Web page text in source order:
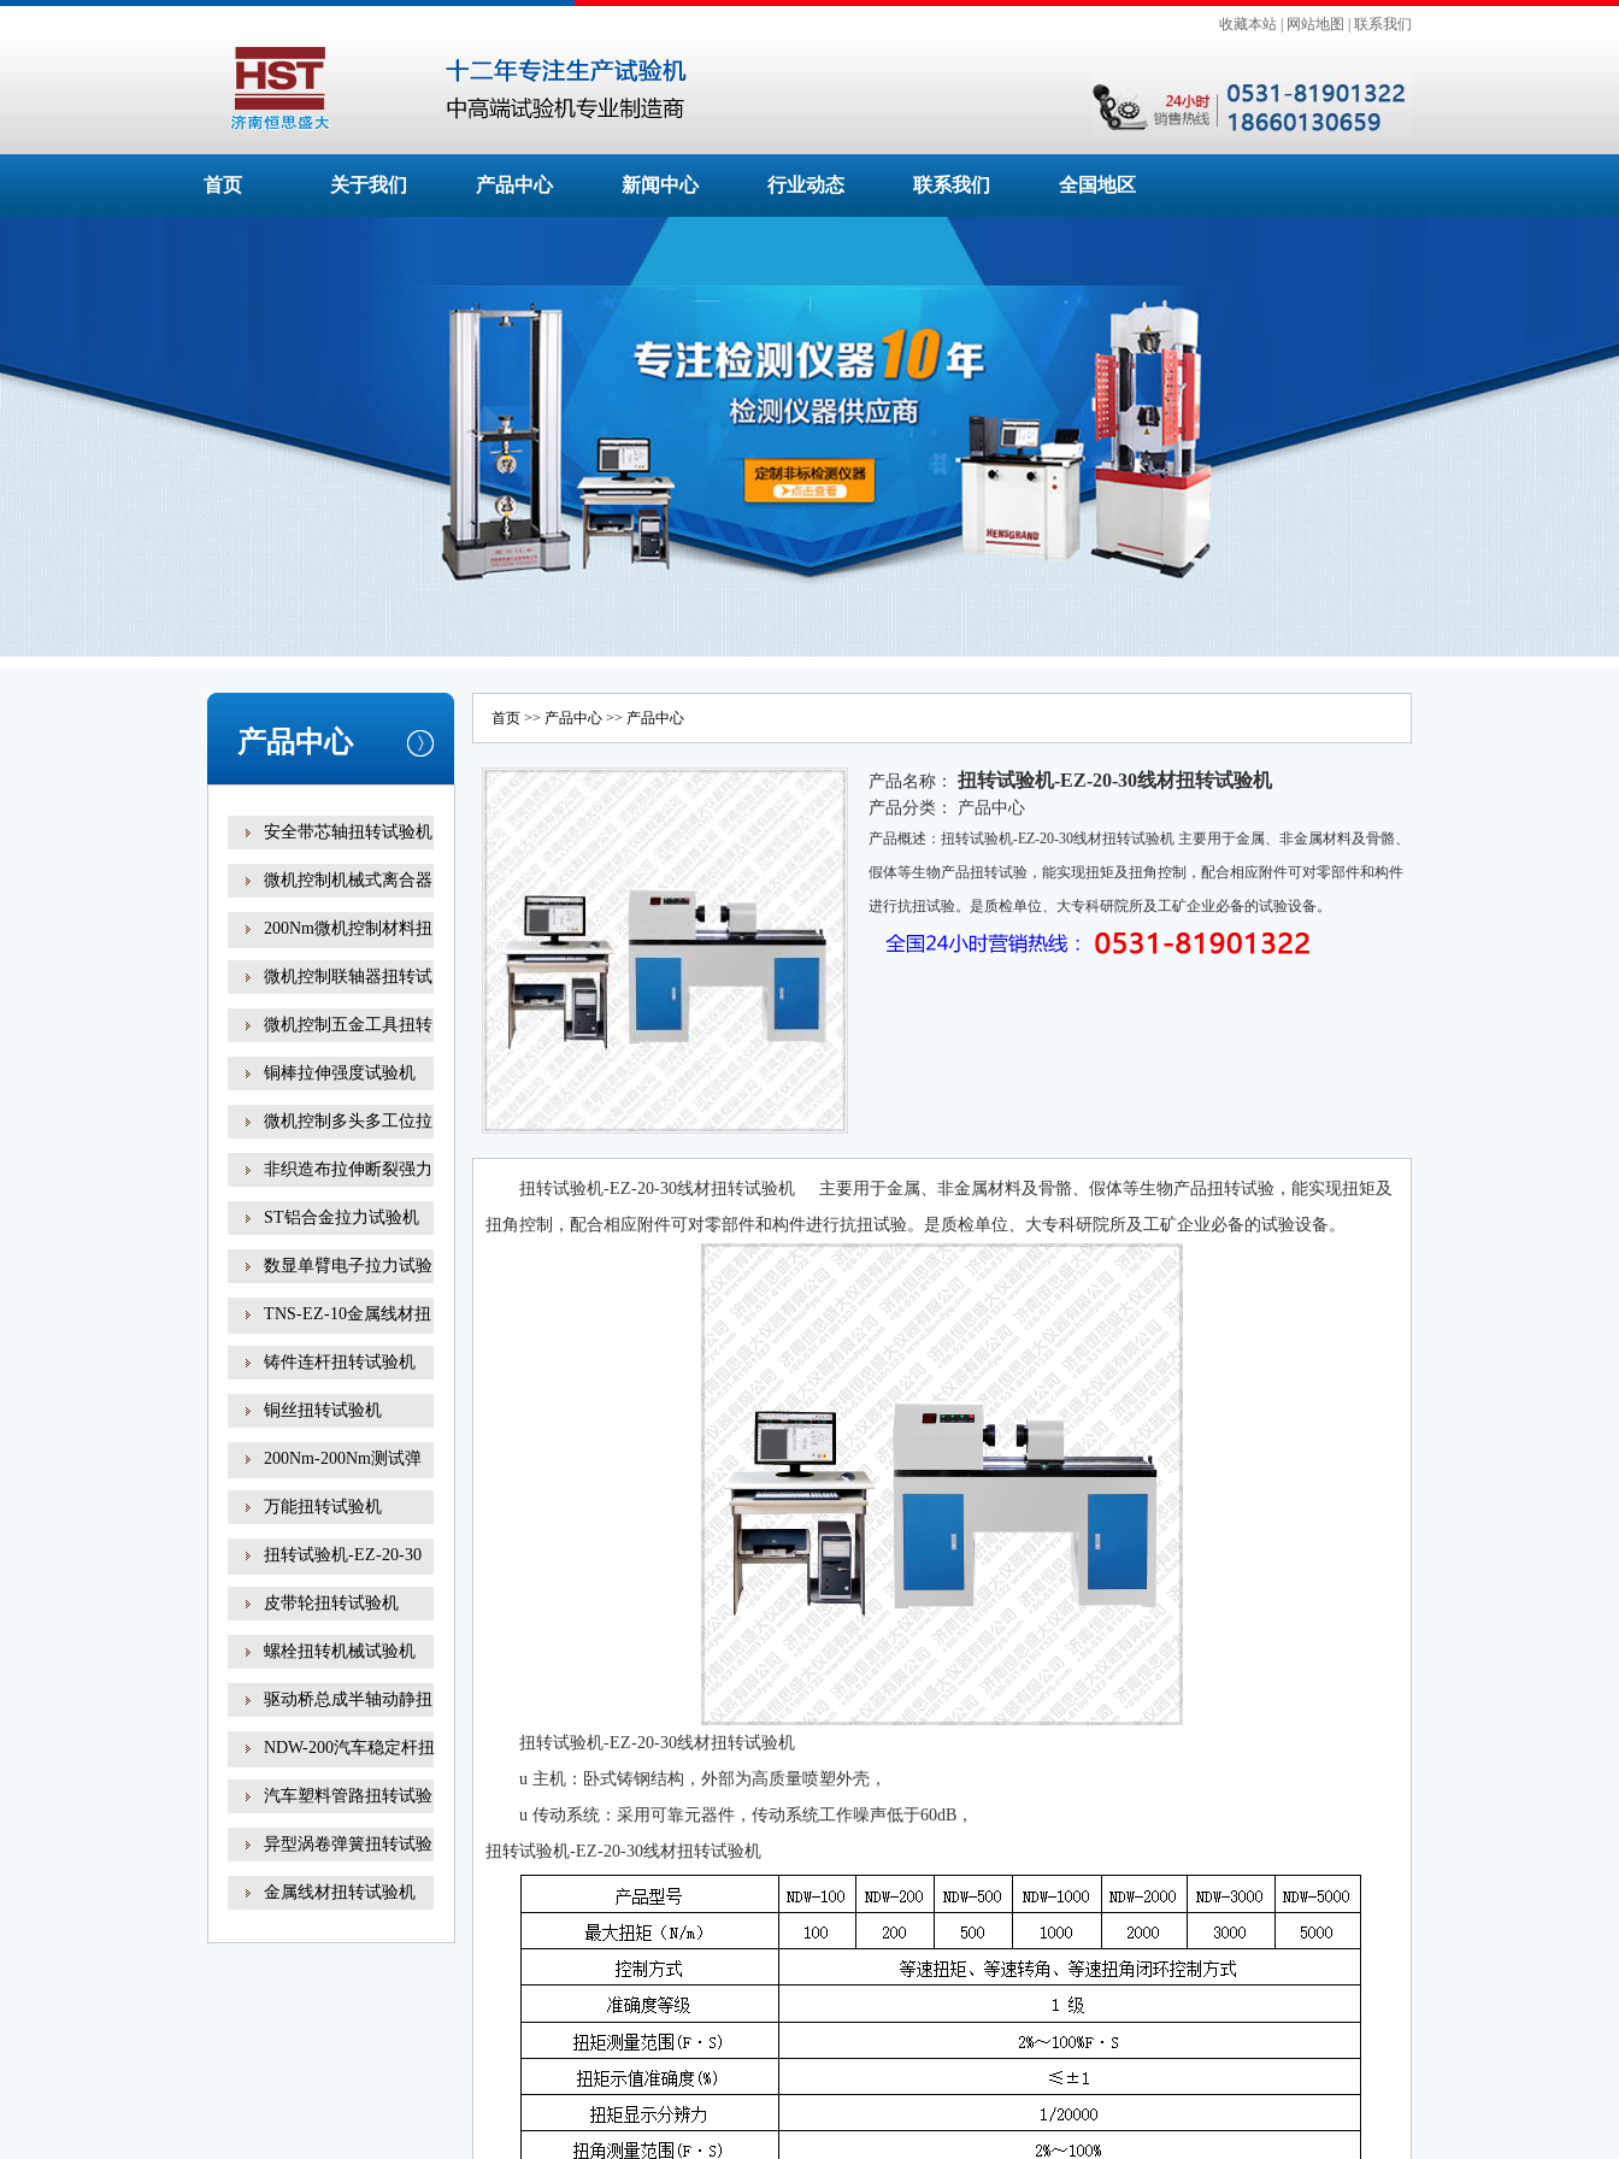
收藏本站 网站地图 联系我们
首页 关于我们 产品中心 新闻中心 行业动态 联系我们 全国地区
产品中心
安全带芯轴扭转试验机
微机控制机械式离合器
200Nm微机控制材料扭
微机控制联轴器扭转试
微机控制五金工具扭转
铜棒拉伸强度试验机
微机控制多头多工位拉
非织造布拉伸断裂强力
ST铝合金拉力试验机
数显单臂电子拉力试验
TNS-EZ-10金属线材扭
铸件连杆扭转试验机
铜丝扭转试验机
200Nm-200Nm测试弹
万能扭转试验机
扭转试验机-EZ-20-30
皮带轮扭转试验机
螺栓扭转机械试验机
驱动桥总成半轴动静扭
NDW-200汽车稳定杆扭
汽车塑料管路扭转试验
异型涡卷弹簧扭转试验
金属线材扭转试验机
首页 >> 产品中心 >> 产品中心
产品名称： 扭转试验机-EZ-20-30线材扭转试验机
产品分类： 产品中心
产品概述：扭转试验机-EZ-20-30线材扭转试验机 主要用于金属、非金属材料及骨骼、
假体等生物产品扭转试验，能实现扭矩及扭角控制，配合相应附件可对零部件和构件
进行抗扭试验。是质检单位、大专科研院所及工矿企业必备的试验设备。
扭转试验机-EZ-20-30线材扭转试验机 主要用于金属、非金属材料及骨骼、假体等生物产品扭转试验，能实现扭矩及
扭角控制，配合相应附件可对零部件和构件进行抗扭试验。是质检单位、大专科研院所及工矿企业必备的试验设备。
扭转试验机-EZ-20-30线材扭转试验机
u 主机：卧式铸钢结构，外部为高质量喷塑外壳，
u 传动系统：采用可靠元器件，传动系统工作噪声低于60dB，
扭转试验机-EZ-20-30线材扭转试验机